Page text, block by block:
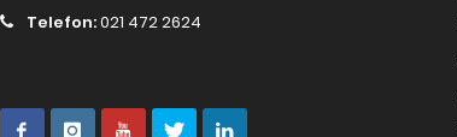
Telefon:021 472 2624